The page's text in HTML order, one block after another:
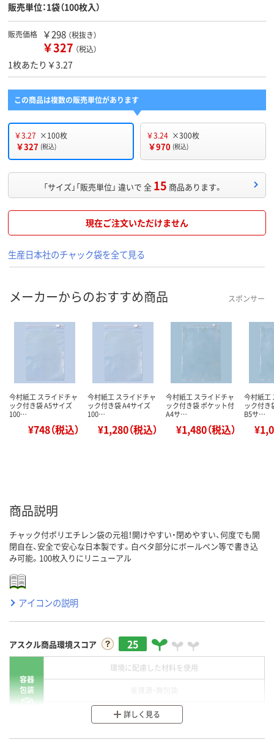
販売単位：1袋（100枚入）
販売価格 ￥298 （税抜き）
￥327 （税込）
1枚あたり￥3.27
この商品は複数の販売単位があります
￥3.27 ×100枚
￥327 (税込)
￥3.24 ×300枚
￥970 (税込)
「サイズ」「販売単位」 違いで 全 15 商品あります。
現在ご注文いただけません
生産日本社のチャック袋を全て見る
メーカーからのおすすめ商品 スポンサー
今村紙工 スライドチャ
ック付き袋 A5サイズ
100…
¥748（税込）
今村紙工 スライドチャ
ック付き袋 A4サイズ
100…
¥1,280（税込）
今村紙工 スライドチャ
ック付き袋 ポケット付
A4サ…
¥1,480（税込）
今村紙工
ック付き
B5サ…
商品説明
チャック付ポリエチレン袋の元祖！開けやすい・閉めやすい、何度でも開
閉自在、安全で安心な日本製です。白ベタ部分にボールペン等で書き込
み可能。100枚入りにリニューアル
アイコンの説明
アスクル商品環境スコア 25
容器
包装
環境に配慮した材料を使用
分別・リサイクルしやすい設計
詳しく見る